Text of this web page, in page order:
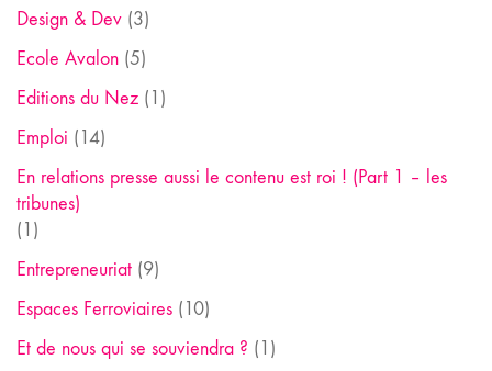
Design & Dev (3)
Ecole Avalon (5)
Editions du Nez (1)
Emploi (14)
En relations presse aussi le contenu est roi ! (Part 1 – les
tribunes)
(1)
Entrepreneuriat (9)
Espaces Ferroviaires (10)
Et de nous qui se souviendra ? (1)